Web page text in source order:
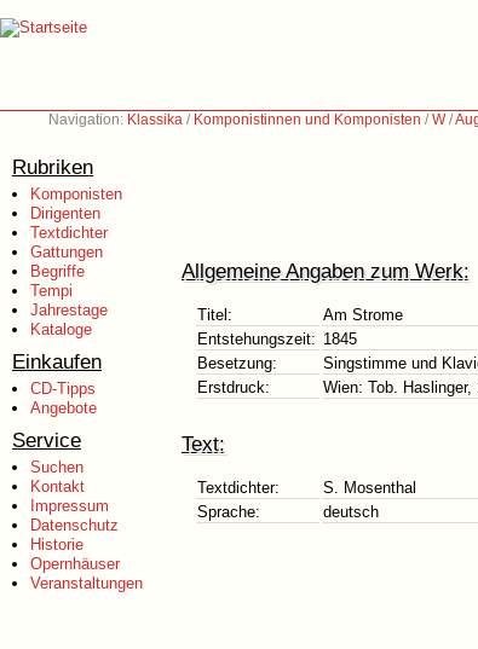
Navigation: Klassika / Komponistinnen und Komponisten /W/
Rubriken
Komponisten
Dirigenten
Textdichter
Gattungen
Begriffe
Tempi
Jahrestage
Kataloge
Einkaufen
CD-Tipps
Angebote
Service
Suchen
Kontakt
Impressum
Datenschutz
Historie
Opernhäuser
Veranstaltungen
Allgemeine Angaben zum Werk:
Titel:
Am Strome
Entstehungszeit: 1845
Besetzung:
Singstimme und
Erstdruck:
Wien: Tob. Haslinger,
Text:
Textdichter:
S. Mosenthal
Sprache:
deutsch